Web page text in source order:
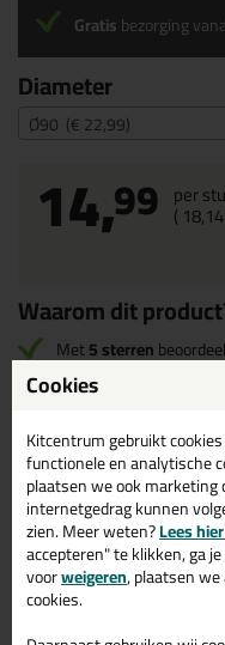
Diameter
Ø90 (€ 22,99)
14,99 per
( 18,14
Gratisbezorging
Waarom dit
Met5 sterren
Omschrijving
Bestel de Brandmanchet
morgen in huis.
Wil je meer weten over de
product?
Cookies
Kitcentrum gebruikt
functionele en analytische
plaatsen we ook
internetgedrag kunnen
zien. Meer weten?Lees
accepteren" te klikken, ga
voorweigeren, plaatsen
cookies.